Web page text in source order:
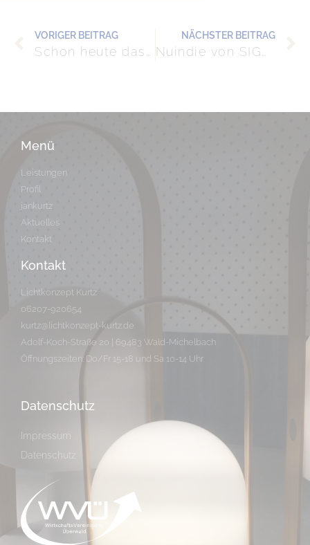
VORIGER BEITRAG NÄCHSTER BEITRAG
Menü
Leistungen
Profil
jankurtz
Aktuelles
Kontakt
Kontakt
Lichtkonzept Kurtz
06207-920654
kurtz@lichtkonzept-kurtz.de
Adolf-Koch-Straße 20 | 69483 Wald-Michelbach
Öffnungszeiten: Do/Fr 15-18 und Sa 10-14 Uhr
Datenschutz
Impressum
Datenschutz